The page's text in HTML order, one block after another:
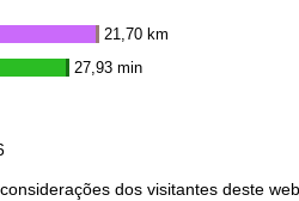
21,70 km
27,93 min
dos visitantes deste